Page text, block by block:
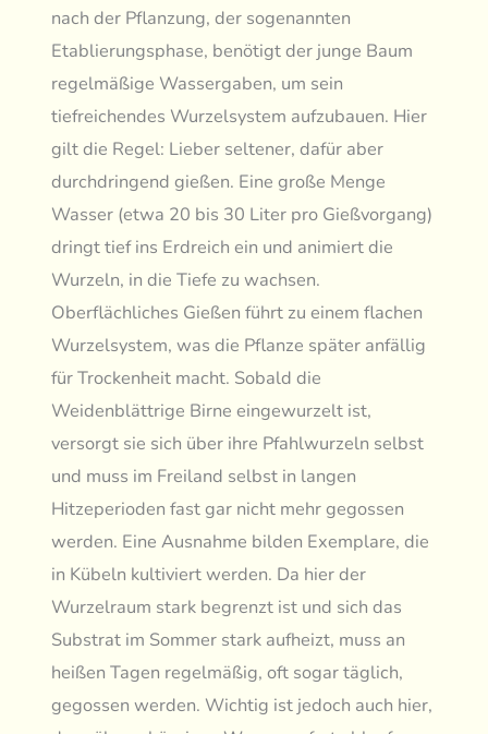
nach der Pflanzung, der sogenannten
Etablierungsphase, benötigt der junge Baum
regelmäßige Wassergaben, um sein
tiefreichendes Wurzelsystem aufzubauen. Hier
gilt die Regel: Lieber seltener, dafür aber
durchdringend gießen. Eine große Menge
Wasser (etwa 20 bis 30 Liter pro Gießvorgang)
dringt tief ins Erdreich ein und animiert die
Wurzeln, in die Tiefe zu wachsen.
Oberflächliches Gießen führt zu einem flachen
Wurzelsystem, was die Pflanze später anfällig
für Trockenheit macht. Sobald die
Weidenblättrige Birne eingewurzelt ist,
versorgt sie sich über ihre Pfahlwurzeln selbst
und muss im Freiland selbst in langen
Hitzeperioden fast gar nicht mehr gegossen
werden. Eine Ausnahme bilden Exemplare, die
in Kübeln kultiviert werden. Da hier der
Wurzelraum stark begrenzt ist und sich das
Substrat im Sommer stark aufheizt, muss an
heißen Tagen regelmäßig, oft sogar täglich,
gegossen werden. Wichtig ist jedoch auch hier,